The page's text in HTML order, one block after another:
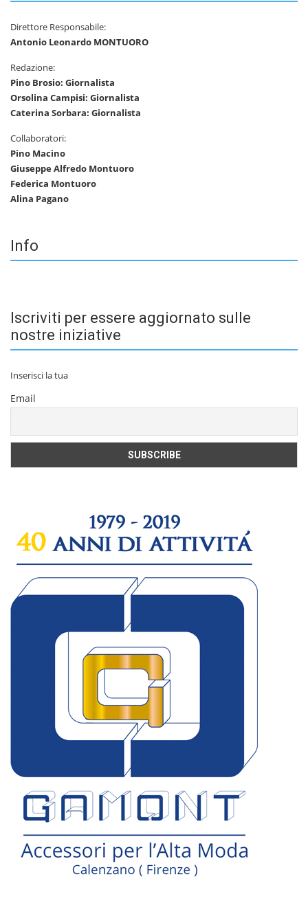
Direttore Responsabile:
Antonio Leonardo MONTUORO
Redazione:
Pino Brosio: Giornalista
Orsolina Campisi: Giornalista
Caterina Sorbara: Giornalista
Collaboratori:
Pino Macino
Giuseppe Alfredo Montuoro
Federica Montuoro
Alina Pagano
Info
Iscriviti per essere aggiornato sulle
nostre iniziative
Inserisci la tua
Email